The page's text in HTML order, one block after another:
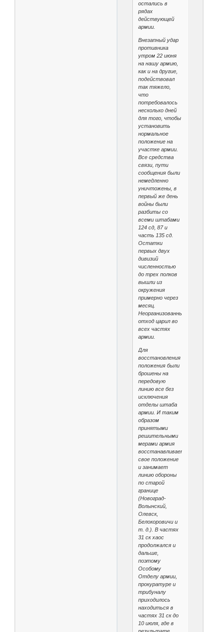
остались в
рядах
действующей
армии.
Внезапный удар
противника
утром 22 июня
на нашу армию,
как и на другие,
подействовал
так тяжело,
что
потребовалось
несколько дней
для того, чтобы
установить
нормальное
положение на
участке армии.
Все средства
связи, пути
сообщения были
немедленно
уничтожены, в
первый же день
войны были
разбиты со
всеми штабами
124 сд, 87 и
часть 135 сд.
Остатки
первых двух
дивизий
численностью
до трех полков
вышли из
окружения
примерно через
месяц.
Неорганизованный
отход царил во
всех частях
армии.
Для
восстановления
положения были
брошены на
передовую
линию все без
исключения
отделы штаба
армии. И таким
образом
принятыми
решительными
мерами армия
восстанавливает
свое положение
и занимает
линию обороны
по старой
границе
(Новоград-
Волынский,
Олевск,
Белокоровичи и
т. д.). В частях
31 ск хаос
продолжался и
дальше,
поэтому
Особому
Отделу армии,
прокуратуре и
трибуналу
приходилось
находиться в
частях 31 ск до
10 июля, где в